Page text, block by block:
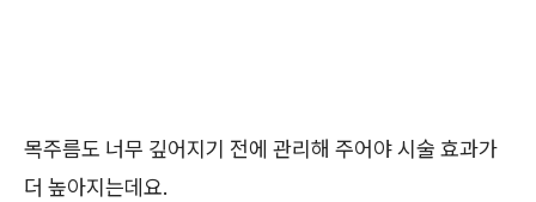
목주름도 너무 깊어지기 전에 관리해 주어야 시술 효과가
더 높아지는데요.